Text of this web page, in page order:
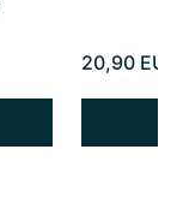
20,90 EUR